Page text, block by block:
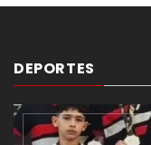
DEPORTES